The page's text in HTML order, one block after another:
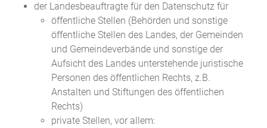
der Landesbeauftragte für den Datenschutz für
öffentliche Stellen (Behörden und sonstige
öffentliche Stellen des Landes, der Gemeinden
und Gemeindeverbände und sonstige der
Aufsicht des Landes unterstehende juristische
Personen des öffentlichen Rechts, z.B.
Anstalten und Stiftungen des öffentlichen
Rechts)
private Stellen, vor allem: